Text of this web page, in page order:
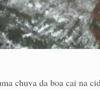
chuva da boa cai na